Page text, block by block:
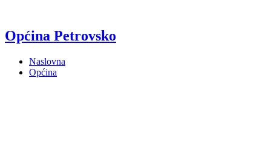
Općina Petrovsko
Naslovna
Općina